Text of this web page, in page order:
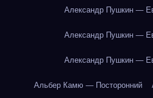
Александр Пушкин —
Александр Пушкин —
Александр Пушкин —
Альбер Камю — Посторонний